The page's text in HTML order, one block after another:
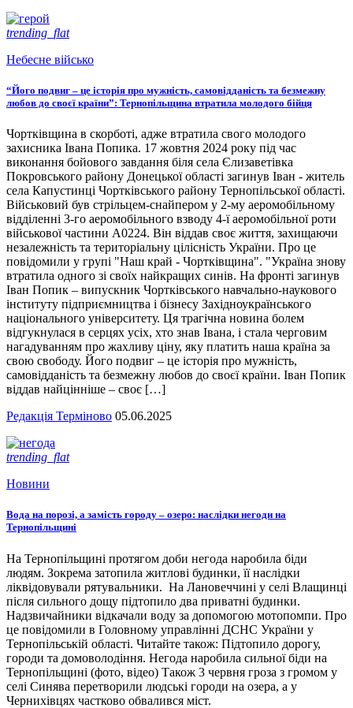
trending_flat
Небесне військо
“Його подвиг – це історія про мужність, самовідданість та безмежну
любов до своєї країни”: Тернопільщина втратила молодого бійця
Чортківщина в скорботі, адже втратила свого молодого
захисника Івана Попика. 17 жовтня 2024 року під час
виконання бойового завдання біля села Єлизаветівка
Покровського району Донецької області загинув Іван - житель
села Капустинці Чортківського району Тернопільської області.
Військовий був стрільцем-снайпером у 2-му аеромобільному
відділенні 3-го аеромобільного взводу 4-ї аеромобільної роти
військової частини А0224. Він віддав своє життя, захищаючи
незалежність та територіальну цілісність України. Про це
повідомили у групі "Наш край - Чортківщина". "Україна знову
втратила одного зі своїх найкращих синів. На фронті загинув
Іван Попик – випускник Чортківського навчально-наукового
інституту підприємництва і бізнесу Західноукраїнського
національного університету. Ця трагічна новина болем
відгукнулася в серцях усіх, хто знав Івана, і стала черговим
нагадуванням про жахливу ціну, яку платить наша країна за
свою свободу. Його подвиг – це історія про мужність,
самовідданість та безмежну любов до своєї країни. Іван Попик
віддав найцінніше – своє […]
Редакція Терміново 05.06.2025
trending_flat
Новини
Вода на порозі, а замість городу – озеро: наслідки негоди на
Тернопільщині
На Тернопільщині протягом доби негода наробила біди
людям. Зокрема затопила житлові будинки, її наслідки
ліквідовували рятувальники. На Лановеччині у селі Влащинці
після сильного дощу підтопило два приватні будинки.
Надзвичайники відкачали воду за допомогою мотопомпи. Про
це повідомили в Головному управлінні ДСНС України у
Тернопільській області. Читайте також: Підтопило дорогу,
городи та домоволодіння. Негода наробила сильної біди на
Тернопільщині (фото, відео) Також 3 червня гроза з громом у
селі Синява перетворили людські городи на озера, а у
Чернихівцях частково обвалився міст.